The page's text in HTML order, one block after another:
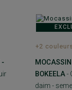
-
+2
BOKEELA-
daim -